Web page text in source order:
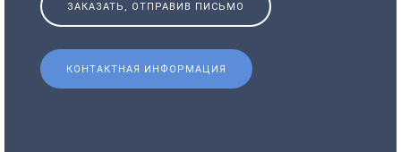
ЗАКАЗАТЬ, ОТПРАВИВ ПИСЬМО
КОНТАКТНАЯ ИНФОРМАЦИЯ